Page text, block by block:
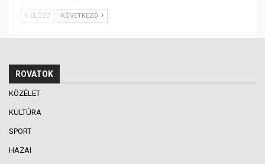
ELŐZŐ KÖVETKEZŐ
ROVATOK
KÖZÉLET
KULTÚRA
SPORT
HAZAI